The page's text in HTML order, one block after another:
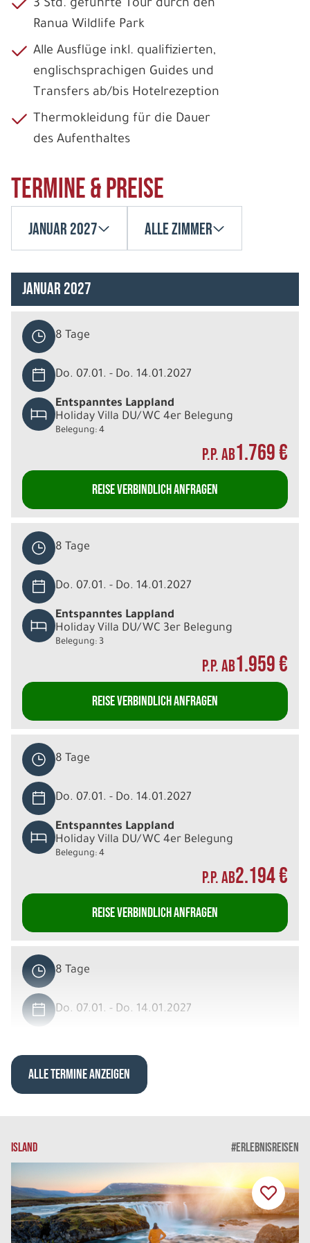
3 Std. geführte Tour durch den
Ranua Wildlife Park
Alle Ausflüge inkl. qualifizierten,
englischsprachigen Guides und
Transfers ab/bis Hotelrezeption
Thermokleidung für die Dauer
des Aufenthaltes
Termine & Preise
Januar 2027 Alle Zimmer
Januar 2027
8 Tage
Do. 07.01. - Do. 14.01.2027
Entspanntes Lappland
Holiday Villa DU/WC 4er Belegung
Belegung: 4
P.P. AB1.769 €
REISE VERBINDLICH ANFRAGEN
8 Tage
Do. 07.01. - Do. 14.01.2027
Entspanntes Lappland
Holiday Villa DU/WC 3er Belegung
Belegung: 3
P.P. AB1.959 €
REISE VERBINDLICH ANFRAGEN
8 Tage
Do. 07.01. - Do. 14.01.2027
Entspanntes Lappland
Holiday Villa DU/WC 4er Belegung
Belegung: 4
P.P. AB2.194 €
REISE VERBINDLICH ANFRAGEN
8 Tage
Do. 07.01. - Do. 14.01.2027
Do. 07.01. - Do. 14.01.2027
ALLE TERMINE ANZEIGEN
ISLAND #ERLEBNISREISEN